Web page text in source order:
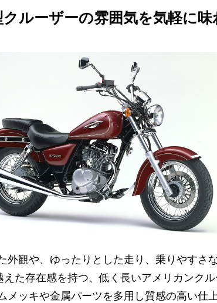
ルーザーの雰囲気を気軽に
外観や、ゆったりとした走り、乗りやすさ
た存在感を持つ、低く長いアメリカンク
メッキや金属パーツを多用し質感の高い仕